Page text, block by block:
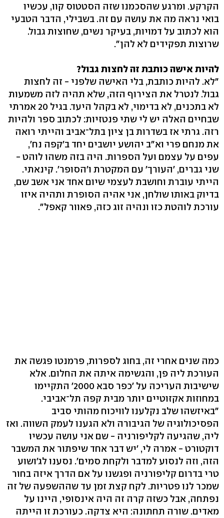
הקרקע. ומרגע שהסכמנו שזה הסטטוס קוו, עכשיו
בואי נראה מה את עושה עם זה. בשבילי, הדבר הטבעי
הוא לכתוב על דמויות, בעיקר נשים, שחוצות גבול.
שרוצות תפקידים לא להן".
להיות אישה כותבת זה לחצות גבול?
"לא. להיות כותבת, בלי האישה שלפני - זה לחצות
גבול. לנטרל את הצירוף הזה, שלא תהיה לזה משמעות
לא בתכנים, לא בדימוי, לא בקהל היעד. בגיל 20 אמרתי
שבחיים האלה יש לי שתי פנטזיות: לכתוב ספר ולהיות
רזה. גרתי אז בשדרות בן ציון בתל־אביב והייתי רואה
את מנחם פרי וא"ב יהושע יושבים יחד ב'קפה נח',
עפים על עצמם ועל הספרות. היה בזה משהו לוהט -
שני גברים, 'העורך' עם המקטרת ו'הסופר'. קינאתי.
הייתי עוברת וחושבת לעצמי שיום אחד אני אשב שם,
בדיוק באותו שולחן, אני אהיה הסופרת ותהיה איזו
עורכת לוהטת כזו ונהיה זוג כזה, פאוור קאפל".
כמה שנים אחרי זה, בחוג לספרות, פרמנטו פגשה את
העורכת ליה פן, והגשימה איתה את החלום. אלא
שישיבות העריכה על 'כפר סבא 2000' התקיימו
במחוזות אקזוטיים יותר מבית קפה תל־אביבי.
"באיזשהו שלב נקלענו לוויכוח מהותי סביב
הפסיכולוגיה של הגיבורה ולא הגענו לעמק השווה. ואז
ליה, שהגיעה לקליפורניה - שם אני עושה עכשיו
דוקטורט - אמרה לי, 'יש דבר אחד שיפתור את המשבר
הזה, וזה לנסוע למדבר ולקחת סמים'. נסענו לג'ושוע
טרי בדרום קליפורניה ופגשנו על אם הדרך איזה בחור
שמכר לנו פטריות. לקח קצת זמן עד שההשפעה של זה
נפתחה, אבל כשזה קרה זה היה אינסופי, היינו על
מאדים. שורה תחתונה: היא צדקה. כעורכת זו הייתה